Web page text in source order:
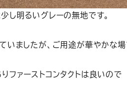
し明るいグレーの無地です。
いましたが、ご用途が華やかな
ファーストコンタクトは良いので